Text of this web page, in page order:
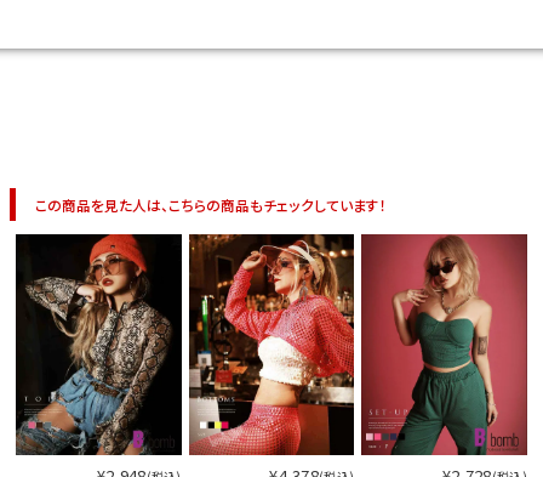
この商品を見た人は、こちらの商品もチェックしています！